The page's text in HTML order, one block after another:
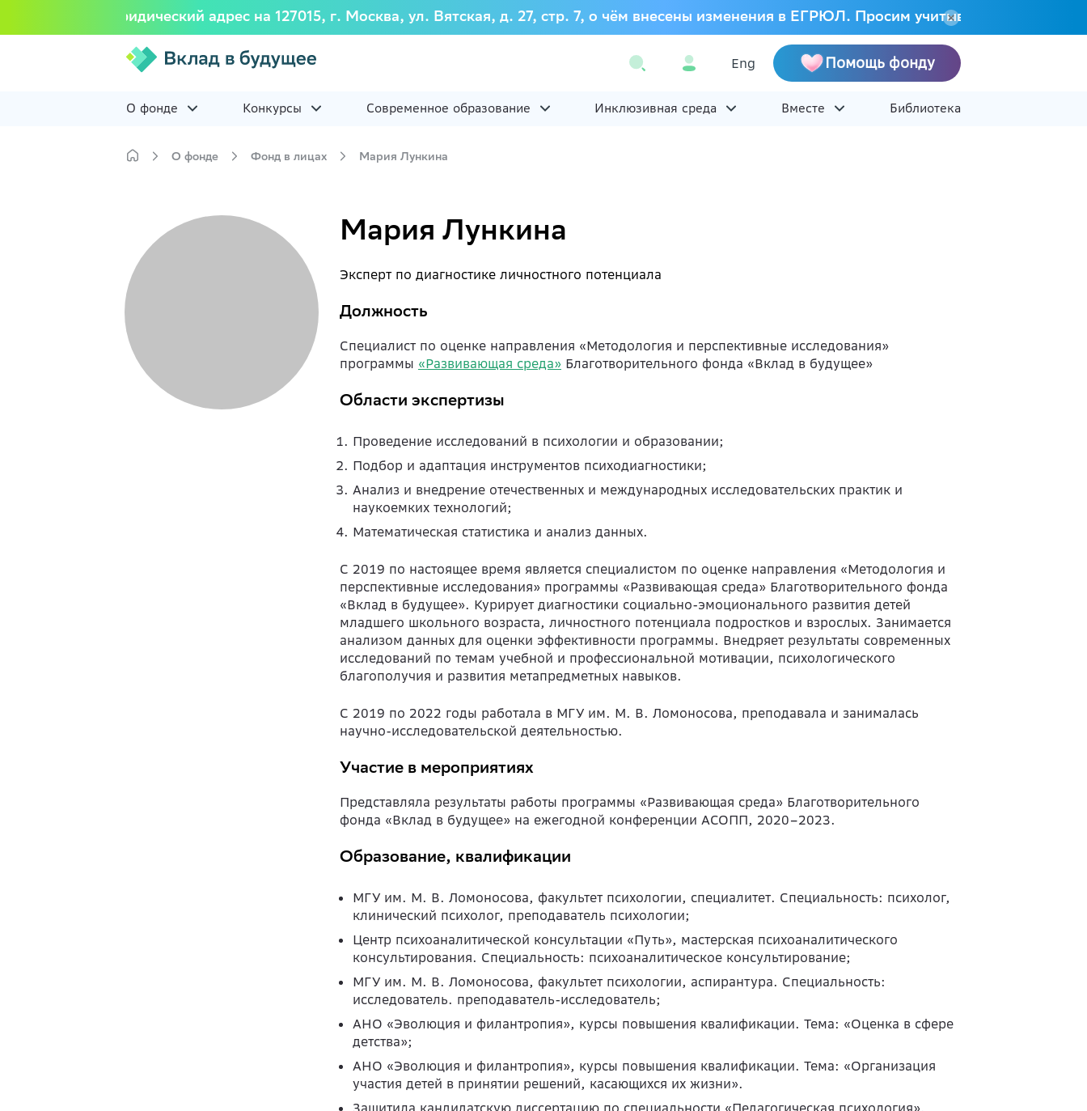
изменил юридический адрес на 127015, г. Москва, ул. Вятская, д. 27, стр. 7, о чём внесены изменения в ЕГРЮЛ. Просим учитывать это при
Eng Помощь фонду
О фонде Конкурсы Современное образование Инклюзивная среда Вместе Библиотека
О фонде Фонд в лицах Мария Лункина
Мария Лункина
Эксперт по диагностике личностного потенциала
Должность
Специалист по оценке направления «Методология и перспективные исследования»
программы «Развивающая среда» Благотворительного фонда «Вклад в будущее»
Области экспертизы
Проведение исследований в психологии и образовании;
Подбор и адаптация инструментов психодиагностики;
Анализ и внедрение отечественных и международных исследовательских практик и
наукоемких технологий;
Математическая статистика и анализ данных.
C 2019 по настоящее время является специалистом по оценке направления «Методология и
перспективные исследования» программы «Развивающая среда» Благотворительного фонда
«Вклад в будущее». Курирует диагностики социально-эмоционального развития детей
младшего школьного возраста, личностного потенциала подростков и взрослых. Занимается
анализом данных для оценки эффективности программы. Внедряет результаты современных
исследований по темам учебной и профессиональной мотивации, психологического
благополучия и развития метапредметных навыков.
С 2019 по 2022 годы работала в МГУ им. М. В. Ломоносова, преподавала и занималась
научно-исследовательской деятельностью.
Участие в мероприятиях
Представляла результаты работы программы «Развивающая среда» Благотворительного
фонда «Вклад в будущее» на ежегодной конференции АСОПП, 2020–2023.
Образование, квалификации
МГУ им. М. В. Ломоносова, факультет психологии, специалитет. Специальность: психолог,
клинический психолог, преподаватель психологии;
Центр психоаналитической консультации «Путь», мастерская психоаналитического
консультирования. Специальность: психоаналитическое консультирование;
МГУ им. М. В. Ломоносова, факультет психологии, аспирантура. Специальность:
исследователь. преподаватель-исследователь;
АНО «Эволюция и филантропия», курсы повышения квалификации. Тема: «Оценка в сфере
детства»;
АНО «Эволюция и филантропия», курсы повышения квалификации. Тема: «Организация
участия детей в принятии решений, касающихся их жизни».
Защитила кандидатскую диссертацию по специальности «Педагогическая психология».